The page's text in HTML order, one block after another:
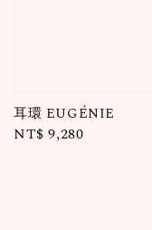
耳環 EUGÉNIE
Regular
NT$ 9,280